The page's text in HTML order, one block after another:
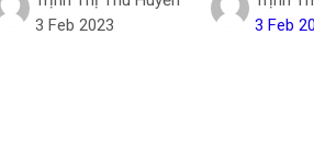
3 Feb 2023
3 Feb